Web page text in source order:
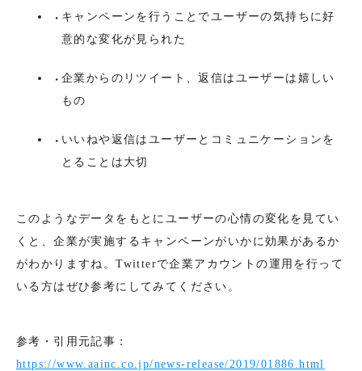
キャンペーンを行うことでユーザーの気持ちに好
意的な変化が見られた
企業からのリツイート、返信はユーザーは嬉しい
もの
いいねや返信はユーザーとコミュニケーションを
とることは大切
このようなデータをもとにユーザーの心情の変化を見てい
くと、企業が実施するキャンペーンがいかに効果があるか
がわかりますね。Twitterで企業アカウントの運用を行って
いる方はぜひ参考にしてみてください。
参考・引用元記事：
https://www.aainc.co.jp/news-release/2019/01886.html